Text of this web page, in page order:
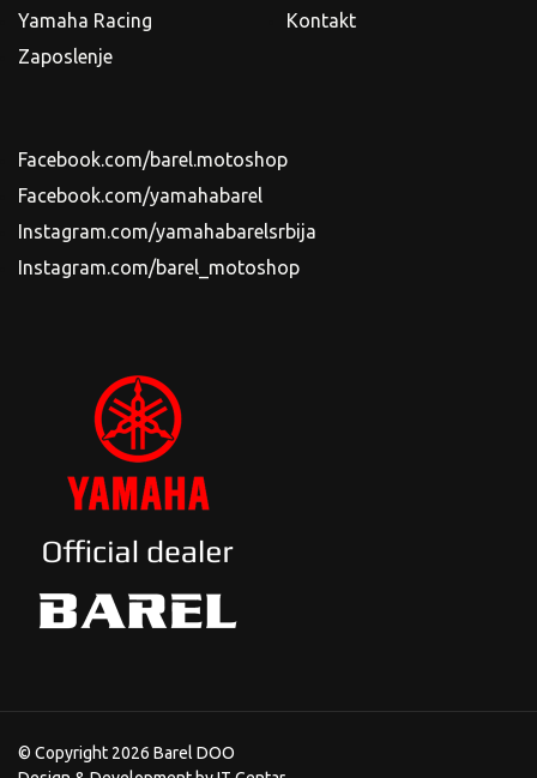
Yamaha Racing
Zaposlenje
Kontakt
Facebook.com/barel.motoshop
Facebook.com/yamahabarel
Instagram.com/yamahabarelsrbija
Instagram.com/barel_motoshop
© Copyright 2026 Barel DOO